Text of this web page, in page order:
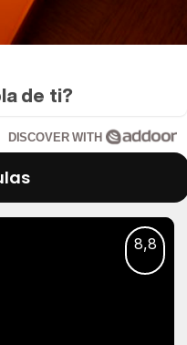
de ti?
DISCOVER WITH
8,8